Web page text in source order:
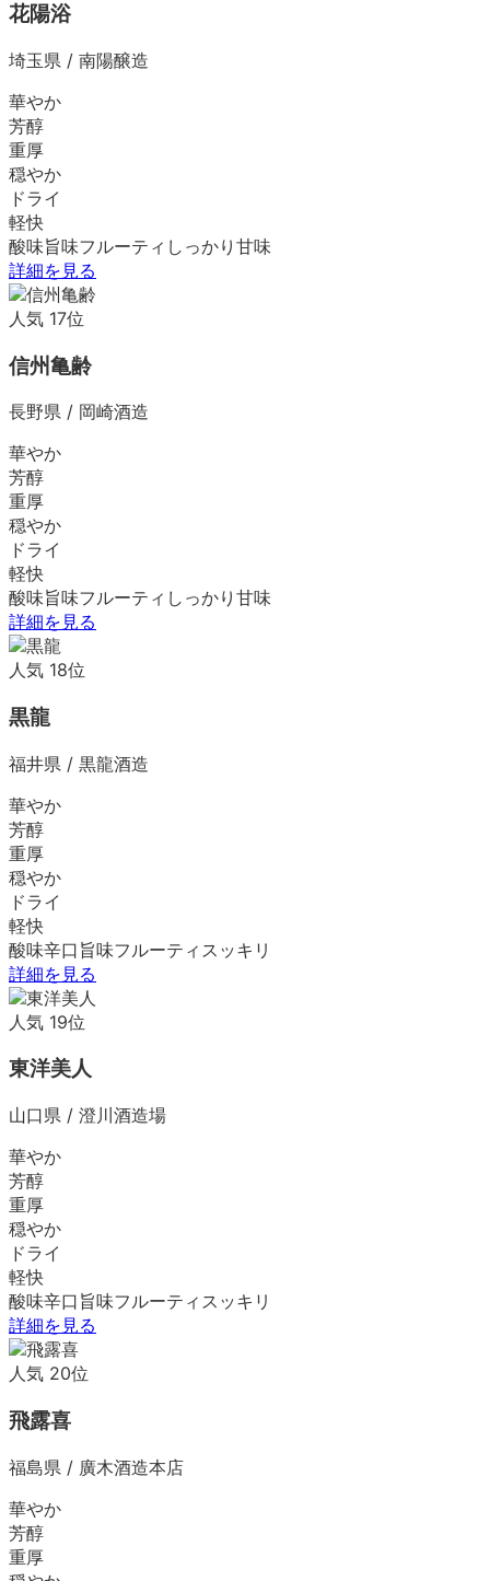
花陽浴
埼玉県 / 南陽醸造
華やか
芳醇
重厚
穏やか
ドライ
軽快
酸味旨味フルーティ しっかり 甘味
詳細を見る
人気 17位
信州亀齢
長野県 / 岡崎酒造
華やか
芳醇
重厚
穏やか
ドライ
軽快
酸味旨味フルーティ しっかり 甘味
詳細を見る
人気 18位
黒龍
福井県 / 黒龍酒造
華やか
芳醇
重厚
穏やか
ドライ
軽快
酸味辛口 旨味フルーティ スッキリ
詳細を見る
人気 19位
東洋美人
山口県 / 澄川酒造場
華やか
芳醇
重厚
穏やか
ドライ
軽快
酸味辛口 旨味フルーティ スッキリ
詳細を見る
人気 20位
飛露喜
福島県 / 廣木酒造本店
華やか
芳醇
重厚